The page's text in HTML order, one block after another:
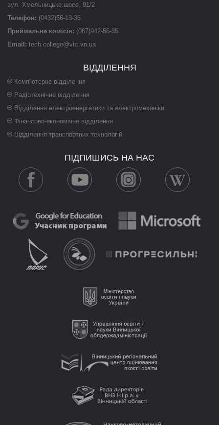
вул. Хмельницьке шосе, 91/2
Телефон: (0432)56-13-36
Приймальна комісія: (067)942-56-35
Email: tech.college@vtc.vn.ua
ВІДДІЛЕННЯ
Комп'ютерне відділення
Радіотехнічне відділення
Відділення електроенергетики та електромеханіки
Фінансово-економічне відділення
Відділення транспортних технологій
ПІДПИШИСЬ НА НАС